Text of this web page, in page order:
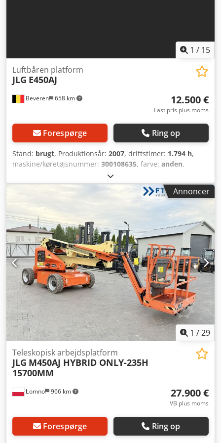
1 / 15
Beveren 658 km
Luftbåren platform
JLG E450AJ
12.500 €
Fast pris plus moms
Forespørge Ring op
Stand: brugt, Produktionsår: 2007, driftstimer: 1.794 h,
maskine/køretøjsnummer: 300108635, farve: anden,
Totalvægt: 6.667 kg Arbejdshøjde: 1.520 cm CE-mærkning:
ja Maskiner til salg! Csdpfx Aezid A Sobrjha Gennemse
vores hjemmeside for at se et udvalg af maskiner, der er
klar til køb. Vi har flere muligheder, end dem du ser online,
så du er velkommen til at ringe eller sende os en e-mail
når som helst. Alle vores maskiner er fuldt vedligeholdt og
kontrolleret for pålidelighed. Har du brug for billeder?
Kontakt os blot, så sender vi dem hurtigst muligt. Vi står
klar til at hjælpe dig på hollandsk, engelsk, fransk, tysk,
spansk og russisk. Oplev vores brede udvalg af pålidelige
maskiner.
Annoncer
1 /29
Łomno 966 km
Teleskopisk arbejdsplatform
JLG M450AJ HYBRID ONLY-235H
15700MM
27.900 €
VB plus moms
Forespørge Ring op